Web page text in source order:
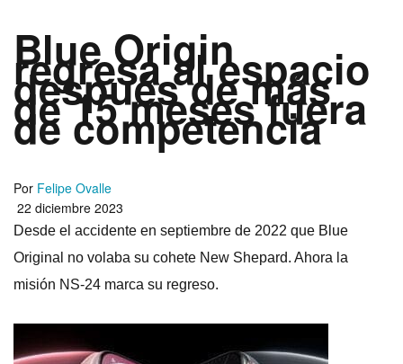
Blue Origin
regresa al espacio
después de más
de 15 meses fuera
de competencia
Por Felipe Ovalle
22 diciembre 2023
Desde el accidente en septiembre de 2022 que Blue
Original no volaba su cohete New Shepard. Ahora la
misión NS-24 marca su regreso.